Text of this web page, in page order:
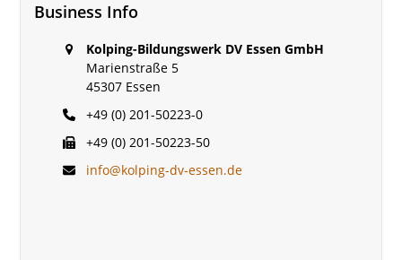
Business Info
Kolping-Bildungswerk DV Essen GmbH
Marienstraße 5
45307 Essen
+49 (0) 201-50223-0
+49 (0) 201-50223-50
info@kolping-dv-essen.de